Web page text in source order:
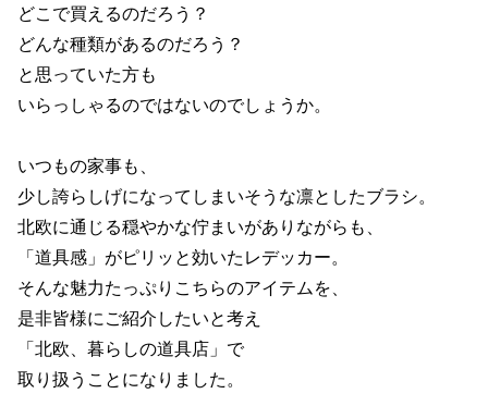
どこで買えるのだろう？
どんな種類があるのだろう？
と思っていた方も
いらっしゃるのではないのでしょうか。
いつもの家事も、
少し誇らしげになってしまいそうな凛としたブラシ。
北欧に通じる穏やかな佇まいがありながらも、
「道具感」がピリッと効いたレデッカー。
そんな魅力たっぷりこちらのアイテムを、
是非皆様にご紹介したいと考え
「北欧、暮らしの道具店」で
取り扱うことになりました。